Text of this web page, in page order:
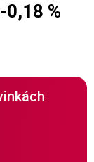
0,18 %